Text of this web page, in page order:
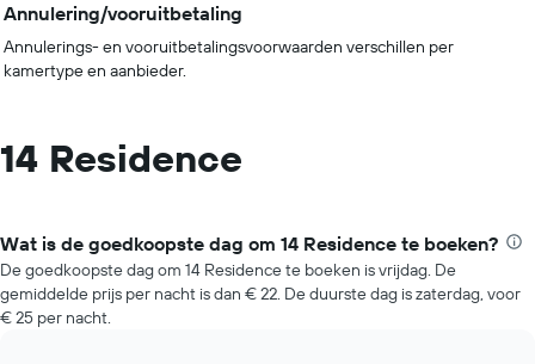
Annulering/vooruitbetaling
Annulerings- en vooruitbetalingsvoorwaarden verschillen per
kamertype en aanbieder.
14 Residence
Wat is de goedkoopste dag om 14 Residence te boeken?
De goedkoopste dag om 14 Residence te boeken is vrijdag. De
gemiddelde prijs per nacht is dan € 22. De duurste dag is zaterdag, voor
€ 25 per nacht.